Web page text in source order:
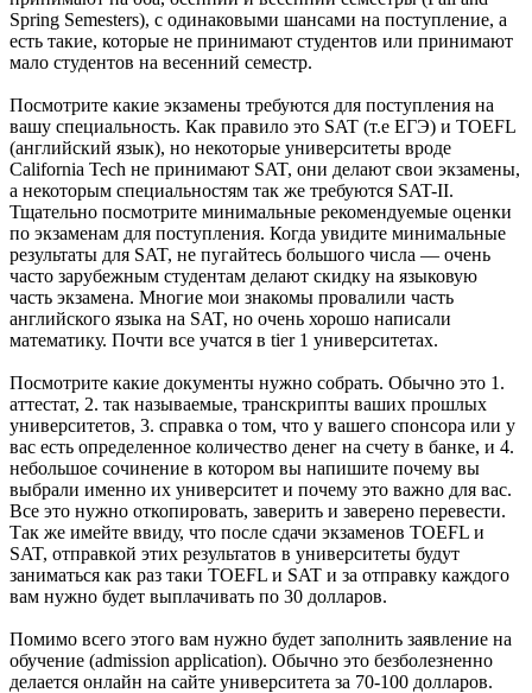
Spring Semesters), с одинаковыми шансами на поступление, а
есть такие, которые не принимают студентов или принимают
мало студентов на весенний семестр.
Посмотрите какие экзамены требуются для поступления на
вашу специальность. Как правило это SAT (т.е ЕГЭ) и TOEFL
(английский язык), но некоторые университеты вроде
California Tech не принимают SAT, они делают свои экзамены,
а некоторым специальностям так же требуются SAT-II.
Тщательно посмотрите минимальные рекомендуемые оценки
по экзаменам для поступления. Когда увидите минимальные
результаты для SAT, не пугайтесь большого числа — очень
часто зарубежным студентам делают скидку на языковую
часть экзамена. Многие мои знакомы провалили часть
английского языка на SAT, но очень хорошо написали
математику. Почти все учатся в tier 1 университетах.
Посмотрите какие документы нужно собрать. Обычно это 1.
аттестат, 2. так называемые, транскрипты ваших прошлых
университетов, 3. справка о том, что у вашего спонсора или у
вас есть определенное количество денег на счету в банке, и 4.
небольшое сочинение в котором вы напишите почему вы
выбрали именно их университет и почему это важно для вас.
Все это нужно откопировать, заверить и заверено перевести.
Так же имейте ввиду, что после сдачи экзаменов TOEFL и
SAT, отправкой этих результатов в университеты будут
заниматься как раз таки TOEFL и SAT и за отправку каждого
вам нужно будет выплачивать по 30 долларов.
Помимо всего этого вам нужно будет заполнить заявление на
обучение (admission application). Обычно это безболезненно
делается онлайн на сайте университета за 70-100 долларов.